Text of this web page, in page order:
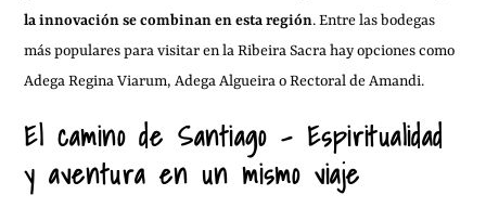
la innovación se combinan en esta región. Entre las bodegas
más populares para visitar en la Ribeira Sacra hay opciones como
Adega Regina Viarum, Adega Algueira o Rectoral de Amandi.
El camino de Santiago – Espiritualidad
y aventura en un mismo viaje